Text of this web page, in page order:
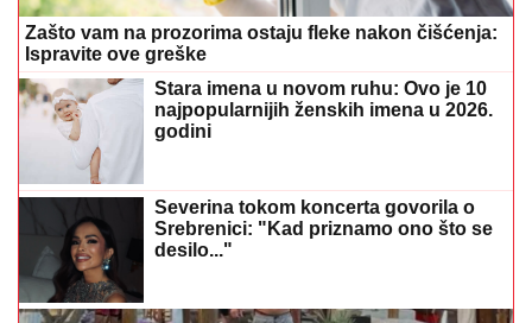
Zašto vam na prozorima ostaju fleke nakon čišćenja:
Ispravite ove greške
Stara imena u novom ruhu: Ovo je 10
najpopularnijih ženskih imena u 2026.
godini
Severina tokom koncerta govorila o
Srebrenici: "Kad priznamo ono što se
desilo..."